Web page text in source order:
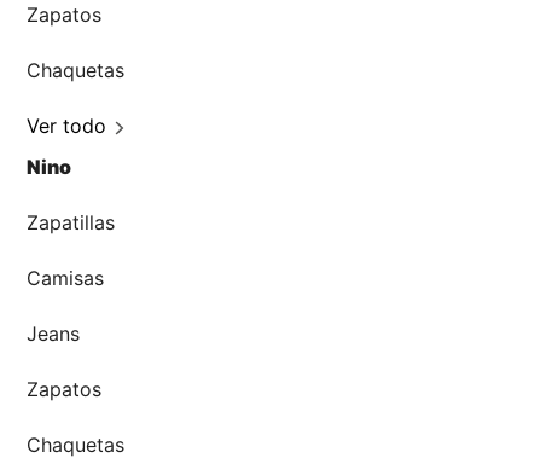
Zapatos
Chaquetas
Ver todo
Nino
Zapatillas
Camisas
Jeans
Zapatos
Chaquetas